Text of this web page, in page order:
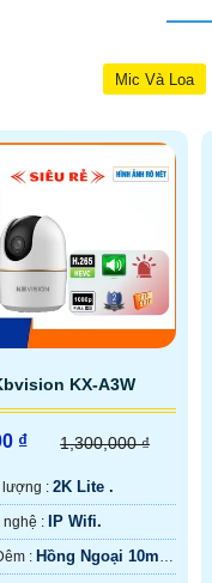
Mic Và Loa
KX-A3W
₫ 1,300,000 ₫
lượng : 2K Lite .
🤖️ Sử dụng công nghệ : IP Wifi.
⭐ Giám sát Ban Đêm : Hồng Ngoại 10m